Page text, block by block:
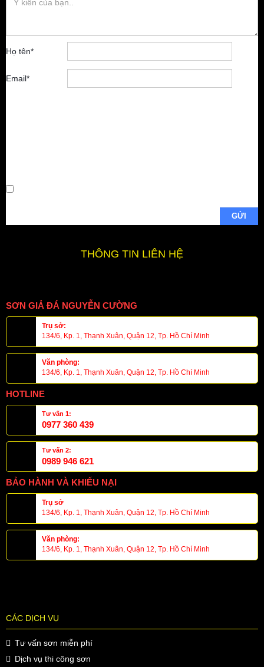
Họ tên*
Email*
THÔNG TIN LIÊN HỆ
SƠN GIẢ ĐÁ NGUYỄN CƯỜNG
Trụ sở:
134/6, Kp. 1, Thạnh Xuân, Quận 12, Tp. Hồ Chí Minh
Văn phòng:
134/6, Kp. 1, Thạnh Xuân, Quận 12, Tp. Hồ Chí Minh
HOTLINE
Tư vấn 1:
0977 360 439
Tư vấn 2:
0989 946 621
BẢO HÀNH VÀ KHIẾU NẠI
Trụ sở
134/6, Kp. 1, Thạnh Xuân, Quận 12, Tp. Hồ Chí Minh
Văn phòng:
134/6, Kp. 1, Thạnh Xuân, Quận 12, Tp. Hồ Chí Minh
CÁC DỊCH VỤ
Tư vấn sơn miễn phí
Dịch vụ thi công sơn